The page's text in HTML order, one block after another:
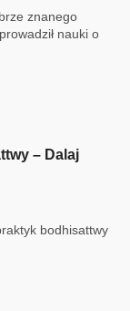
znanego
nauki o
– Dalaj
bodhisattwy